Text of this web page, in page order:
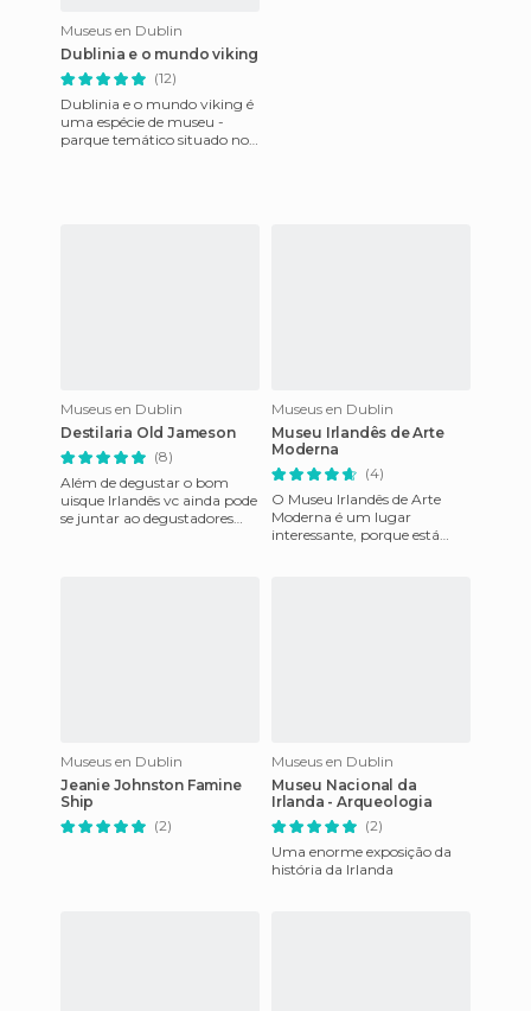
Museus en Dublin
Dublinia e o mundo viking
(12)
Dublinia e o mundo viking é
uma espécie de museu -
parque temático situado no
Museus en Dublin
Destilaria Old Jameson
(8)
Além de degustar o bom
uisque Irlandês vc ainda pode
se juntar ao degustadores
Museus en Dublin
Museu Irlandês de Arte
Moderna
(4)
O Museu Irlandês de Arte
Moderna é um lugar
interessante, porque está
Museus en Dublin
Jeanie Johnston Famine
Ship
(2)
Museus en Dublin
Museu Nacional da
Irlanda - Arqueologia
(2)
Uma enorme exposição da
história da Irlanda